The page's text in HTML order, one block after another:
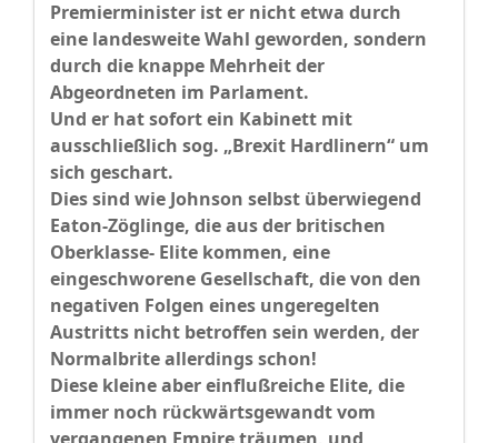
Premierminister ist er nicht etwa durch
eine landesweite Wahl geworden, sondern
durch die knappe Mehrheit der
Abgeordneten im Parlament.
Und er hat sofort ein Kabinett mit
ausschließlich sog. „Brexit Hardlinern“ um
sich geschart.
Dies sind wie Johnson selbst überwiegend
Eaton-Zöglinge, die aus der britischen
Oberklasse- Elite kommen, eine
eingeschworene Gesellschaft, die von den
negativen Folgen eines ungeregelten
Austritts nicht betroffen sein werden, der
Normalbrite allerdings schon!
Diese kleine aber einflußreiche Elite, die
immer noch rückwärtsgewandt vom